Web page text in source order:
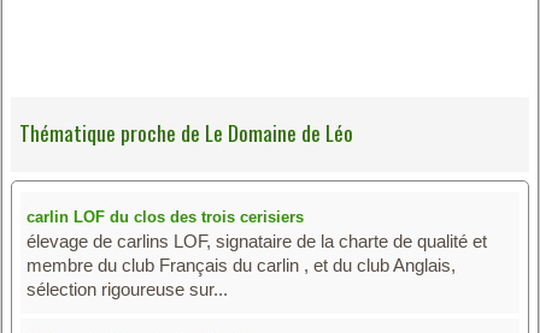
Thématique proche de Le Domaine de Léo
carlin LOF du clos des trois cerisiers
élevage de carlins LOF, signataire de la charte de qualité et
membre du club Français du carlin , et du club Anglais,
sélection rigoureuse sur...